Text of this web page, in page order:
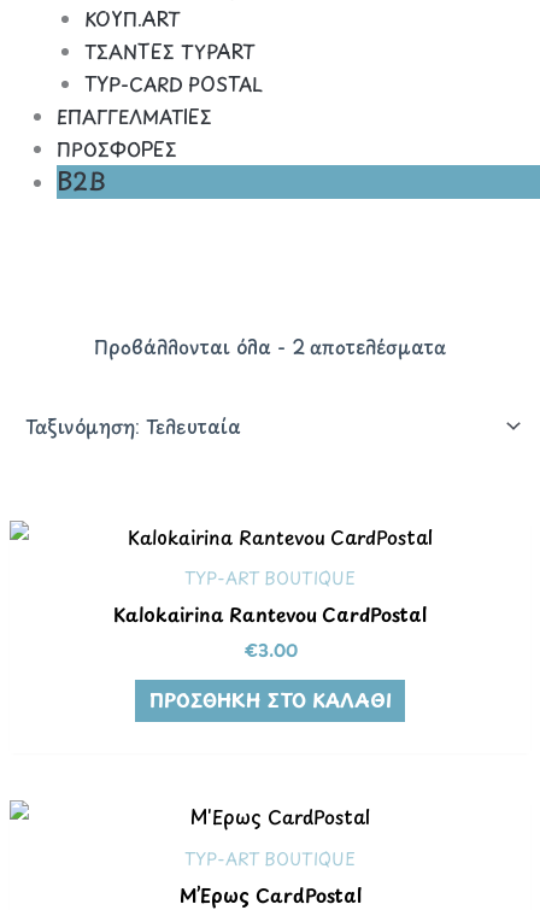
ΚΟΥΠ.ART
ΤΣΑΝΤΕΣ TYPART
TYP-CARD POSTAL
ΕΠΑΓΓΕΛΜΑΤΙΕΣ
ΠΡΟΣΦΟΡΕΣ
B2B
Προβάλλονται όλα - 2 αποτελέσματα
TYP-ART BOUTIQUE
Kalokairina Rantevou CardPostal
€3.00
ΠΡΟΣΘΉΚΗ ΣΤΟ ΚΑΛΆΘΙ
TYP-ART BOUTIQUE
Μ’Ερως CardPostal